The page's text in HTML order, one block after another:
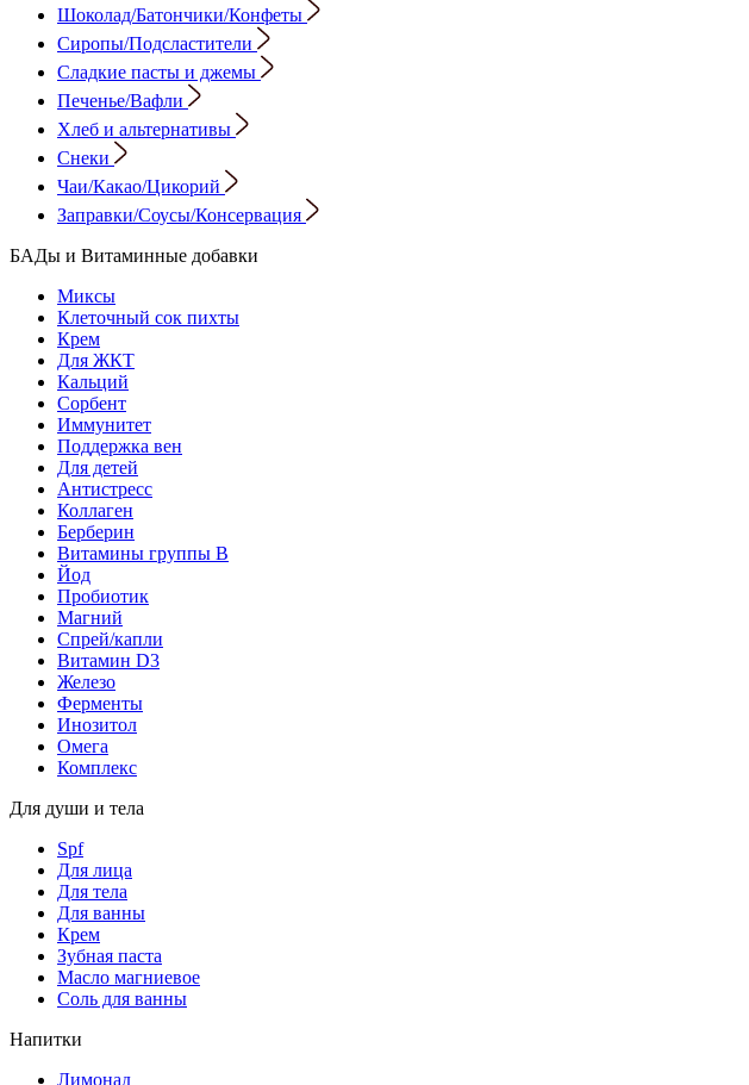
Шоколад/Батончики/Конфеты
Сиропы/Подсластители
Сладкие пасты и джемы
Печенье/Вафли
Хлеб и альтернативы
Снеки
Чаи/Какао/Цикорий
Заправки/Соусы/Консервация
БАДы и Витаминные добавки
Миксы
Клеточный сок пихты
Крем
Для ЖКТ
Кальций
Сорбент
Иммунитет
Поддержка вен
Для детей
Антистресс
Коллаген
Берберин
Витамины группы B
Йод
Пробиотик
Магний
Спрей/капли
Витамин D3
Железо
Ферменты
Инозитол
Омега
Комплекс
Для души и тела
Spf
Для лица
Для тела
Для ванны
Крем
Зубная паста
Масло магниевое
Соль для ванны
Напитки
Лимонад